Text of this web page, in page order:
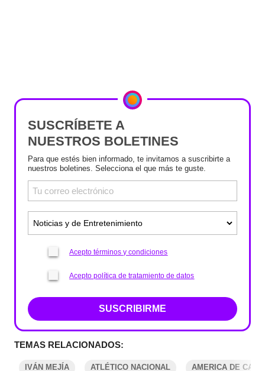
SUSCRÍBETE A
NUESTROS BOLETINES
Para que estés bien informado, te invitamos a suscribirte a
nuestros boletines. Selecciona el que más te guste.
Acepto términos y condiciones
Acepto política de tratamiento de datos
SUSCRIBIRME
TEMAS RELACIONADOS:
IVÁN MEJÍA ATLÉTICO NACIONAL AMERICA DE CALI